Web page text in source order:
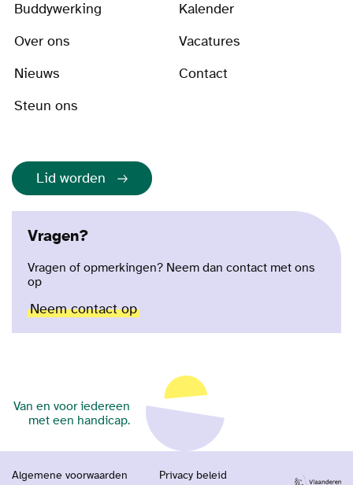
Buddywerking
Kalender
Over ons
Vacatures
Nieuws
Contact
Steun ons
Lid worden
Vragen?
Vragen of opmerkingen? Neem dan contact met ons
op
Neem contact op
Van en voor iedereen
met een handicap.
Algemene voorwaarden Privacy beleid